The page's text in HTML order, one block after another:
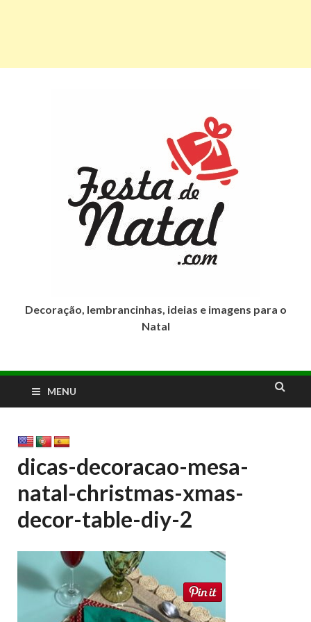
Decoração, lembrancinhas, ideias e imagens para o
Natal
MENU
dicas-decoracao-mesa-
natal-christmas-xmas-
decor-table-diy-2